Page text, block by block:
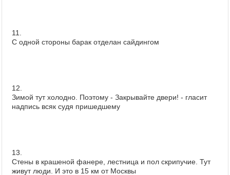
11.
С одной стороны барак отделан сайдингом
12.
Зимой тут холодно. Поэтому - Закрывайте двери! - гласит
надпись всяк судя пришедшему
13.
Стены в крашеной фанере, лестница и пол скрипучие. Тут
живут люди. И это в 15 км от Москвы